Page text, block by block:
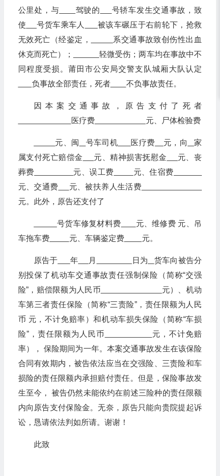
公里处，与
驾驶的
号轿车发生交通事故，致
使
号货车乘车人
被该车碾压于右前轮下，抢救
无效死亡（经鉴定，
系交通事故致创伤性出血
休克而死亡）；
轻微受伤；两车均在事故中不
同程度受损。莆田市公安局交警支队城厢大队认定
负事故全部责任，死者
不负事故责任。
因本案交通事故，原告支付了死者
医疗费
元、尸体检验费
元、闽 号车司机 医疗费 元，向
家
属支付死亡赔偿金
元、精神损害抚慰金
元、丧
葬费
元、误工费
元、住宿费
元、交通费
元、被扶养人生活费
元。此外，原告还支付了
号货车修复材料费
元、维修费 元、吊
车拖车费
元、车辆鉴定费 元。
原告于 年 月 日为
货车向被告分
别投保了机动车交通事故责任强制保险（简称“交强
险”，赔偿限额为人民币
元）、机动
车第三者责任保险（简称“三责险”，责任限额为人民
币 元，不计免赔率）和机动车损失保险（简称“车损
险”，责任限额为人民币
元，不计免赔
率）， 保险期间为一年。本案交通事故发生在该保险
合同有效期内，被告依法应当在交强险、三责险和车
损险的责任限额内承担赔付责任。但是，保险事故发
生至今， 被告仍然未能依约在前述三险种的责任限额
内向原告支付保险金。无奈，原告只能向贵院提起诉
讼，恳请依法判如所请。谢谢！
此致